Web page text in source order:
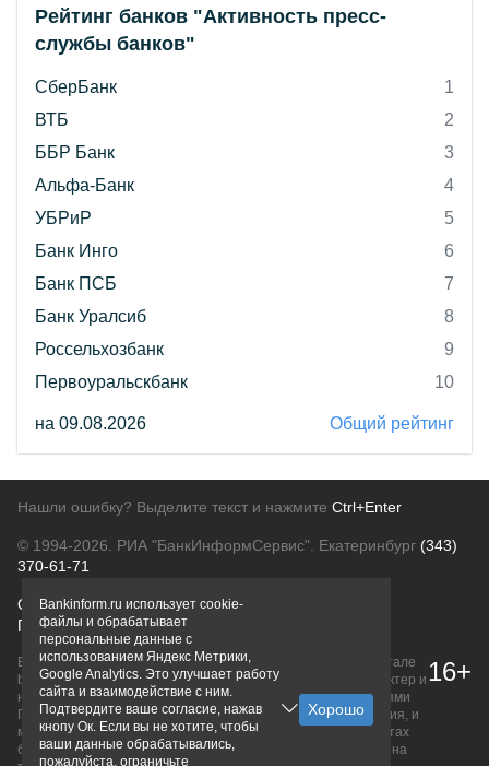
Рейтинг банков "Активность пресс-
службы банков"
СберБанк
1
ВТБ
2
ББР Банк
3
Альфа-Банк
4
УБРиР
5
Банк Инго
6
Банк ПСБ
7
Банк Уралсиб
8
Россельхозбанк
9
Первоуральскбанк
10
на 09.08.2026 Общий рейтинг
Нашли ошибку? Выделите текст и нажмите Ctrl+Enter
© 1994-2026. РИА "БанкИнформСервис". Екатеринбург (343)
370-61-71
О проектеПолитика конфиденциальности
Правовая информацияДля рекламодателей
Вся информация о продуктах банков, размещенная на портале
bankinform.ru, носит исключительно ознакомительный характер и
не является публичной офертой, определяемой положениями
ГК РФ. Информация не содержит точного и полного описания, и
может быть изменена. Конечные условия уточняйте на сайтах
банков или при личном обращении. Исключительное право на
16+
Bankinform.ru использует cookie-
файлы и обрабатывает
персональные данные с
использованием Яндекс Метрики,
Google Analytics. Это улучшает работу
сайта и взаимодействие с ним.
Подтвердите ваше согласие, нажав
кнопу Ок. Если вы не хотите, чтобы
ваши данные обрабатывались,
пожалуйста, ограничьте